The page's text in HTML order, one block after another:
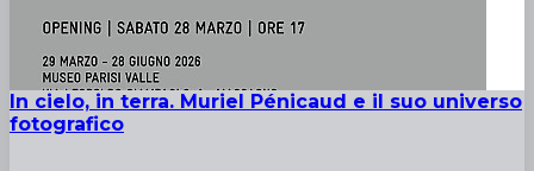
In cielo, in terra. Muriel Pénicaud e il suo universo
fotografico